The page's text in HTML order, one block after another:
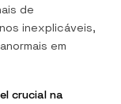
de
inexplicáveis,
em
crucial na